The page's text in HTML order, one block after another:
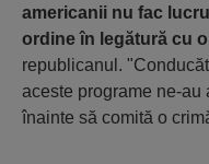
americanii nu fac
ordine în legătură cu
republicanul.
aceste programe ne-au
înainte să comită o